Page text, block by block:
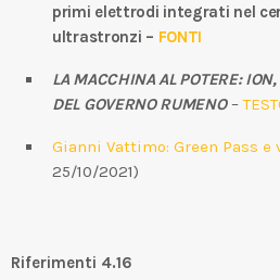
primi elettrodi integrati nel
ultrastronzi – FONTI
LA MACCHINA AL POTERE:
DEL GOVERNO RUMENO–
Gianni Vattimo: Green Pass e
25/10/2021)
Riferimenti 4.16